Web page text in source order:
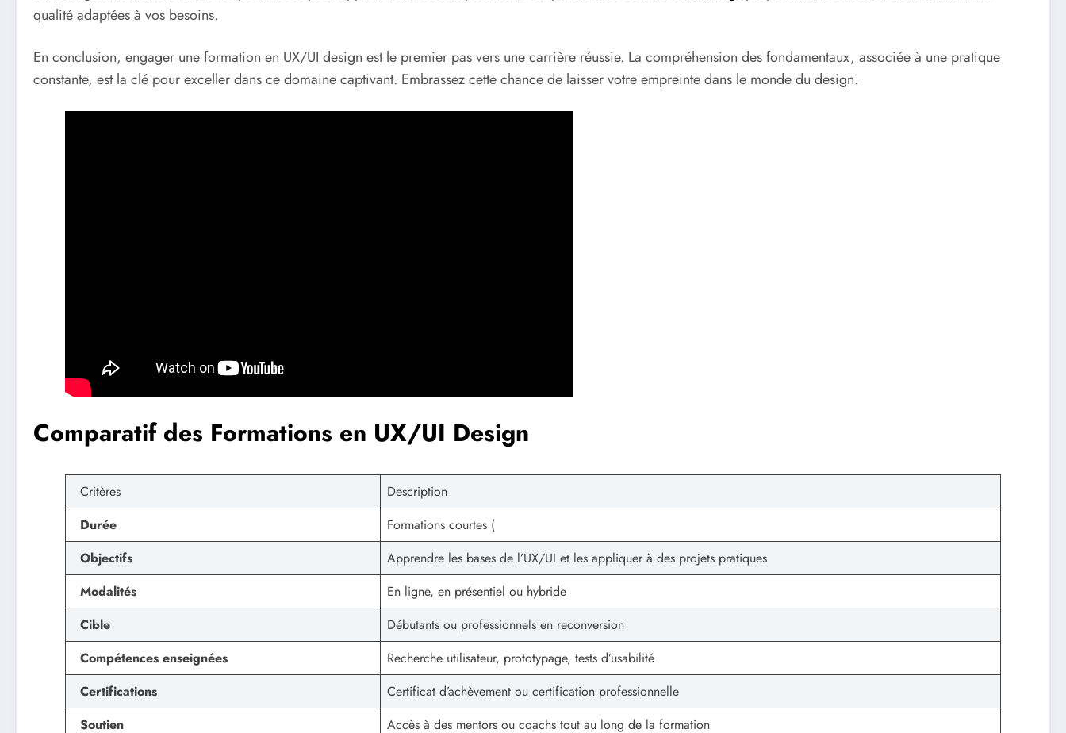
qualité adaptées à vos besoins.
En conclusion, engager une formation en UX/UI design est le premier pas vers une carrière réussie. La compréhension des fondamentaux, associée à une pratique
constante, est la clé pour exceller dans ce domaine captivant. Embrassez cette chance de laisser votre empreinte dans le monde du design.
Comparatif des Formations en UX/UI Design
Critères
Description
Durée
Formations courtes (
Objectifs
Apprendre les bases de l’UX/UI et les appliquer à des projets pratiques
Modalités
En ligne, en présentiel ou hybride
Cible
Débutants ou professionnels en reconversion
Compétences enseignées
Recherche utilisateur, prototypage, tests d’usabilité
Certifications
Certificat d’achèvement ou certification professionnelle
Soutien
Accès à des mentors ou coachs tout au long de la formation